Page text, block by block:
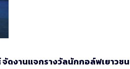
ดงานแจกรางวัลนักกอล์ฟเยาวช